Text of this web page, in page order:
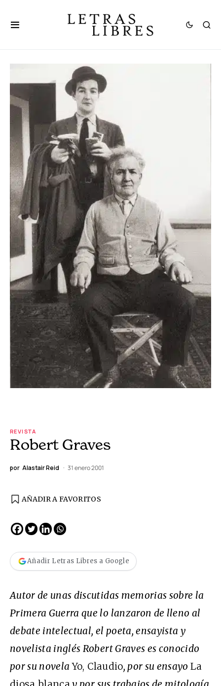
REVISTA
Robert Graves
por Alastair Reid 31 enero 2001
AÑADIR A FAVORITOS
Añadir Letras Libres a Google
Autor de unas discutidas memorias sobre la
Primera Guerra que lo lanzaron de lleno al
debate intelectual, el poeta, ensayista y
novelista inglés Robert Graves es conocido
por su novelaYo, Claudio, por su ensayoLa